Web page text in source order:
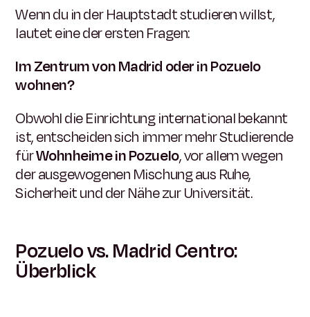
Wenn du in der Hauptstadt studieren willst,
lautet eine der ersten Fragen:
Im Zentrum von Madrid oder in Pozuelo
wohnen?
Obwohl die Einrichtung international bekannt
ist, entscheiden sich immer mehr Studierende
fürWohnheime in Pozuelo, vor allem wegen
der ausgewogenen Mischung aus Ruhe,
Sicherheit und der Nähe zur Universität.
Pozuelo vs. Madrid Centro:
Überblick